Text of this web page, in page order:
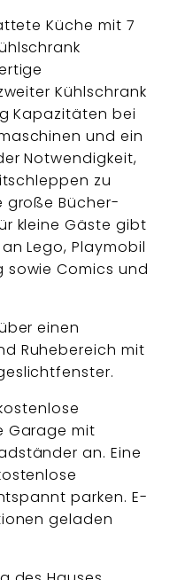
Küche mit 7
Kühlschrank
Kapazitäten bei
und ein
Notwendigkeit,
zu
große Bücher-
kleine Gäste gibt
Lego, Playmobil
sowie Comics und
einen
Ruhebereich mit
Garage mit
an. Eine
parken. E-
geladen